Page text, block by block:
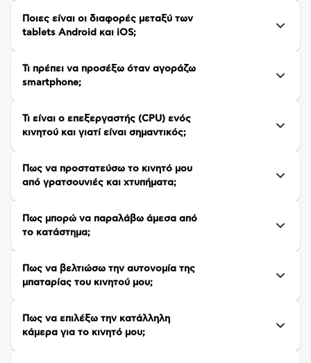
Ποιες είναι οι διαφορές μεταξύ των
tablets Android και iOS;
Τι πρέπει να προσέξω όταν αγοράζω
smartphone;
Τι είναι ο επεξεργαστής (CPU) ενός
κινητού και γιατί είναι σημαντικός;
Πως να προστατεύσω το κινητό μου
από γρατσουνιές και χτυπήματα;
Πως μπορώ να παραλάβω άμεσα από
το κατάστημα;
Πως να βελτιώσω την αυτονομία της
μπαταρίας του κινητού μου;
Πως να επιλέξω την κατάλληλη
κάμερα για το κινητό μου;